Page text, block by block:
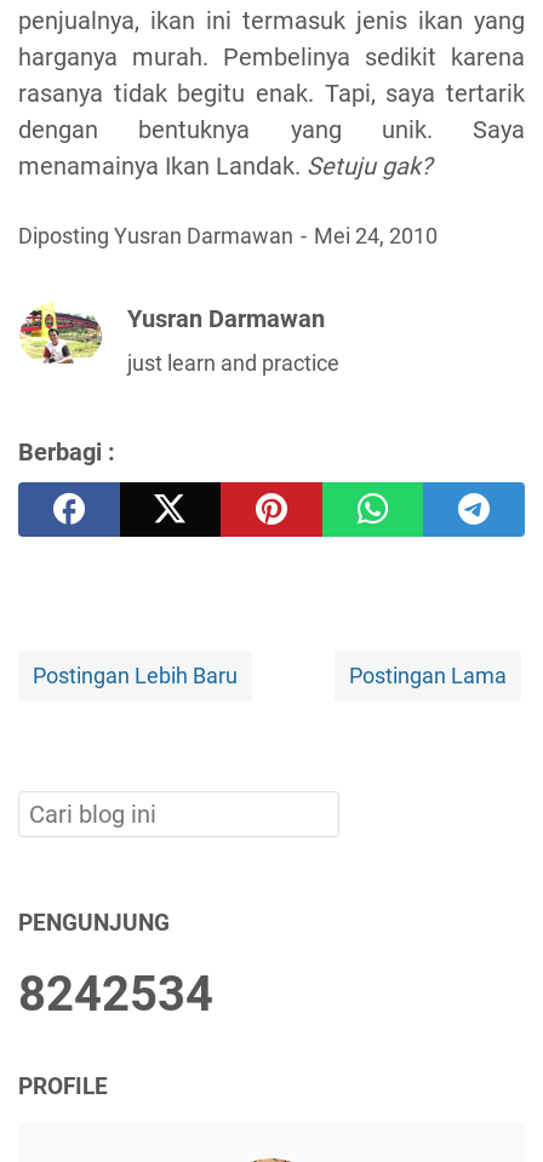
penjualnya, ikan ini termasuk jenis ikan yang
harganya murah. Pembelinya sedikit karena
rasanya tidak begitu enak. Tapi, saya tertarik
dengan bentuknya yang unik. Saya
menamainya Ikan Landak. Setuju gak?
Diposting Yusran Darmawan Mei 24, 2010
Yusran Darmawan
just learn and practice
Berbagi :
Postingan Lebih Baru Postingan Lama
PENGUNJUNG
8242534
PROFILE